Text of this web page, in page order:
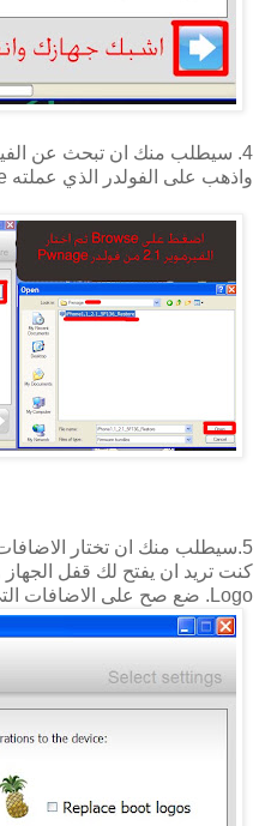
واذهب على الفولدر الذي عملته Pwnage واختار الفيرموير 2.1 .
Logo. ضع صح على الاضافات التي تريدها.